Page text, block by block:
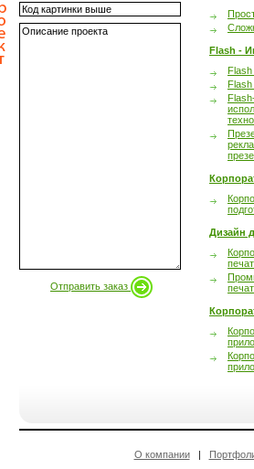
Отправить заказ
Flash -
Flash
Дизайн
О компании|